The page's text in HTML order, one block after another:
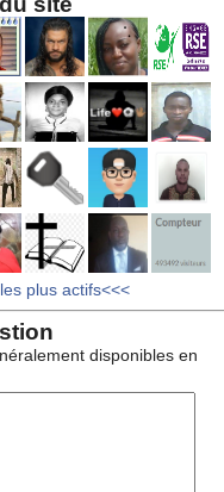
plus actifs<<<
disponibles en